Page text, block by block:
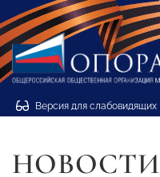
Версия для слабовидящих
НОВОСТИ